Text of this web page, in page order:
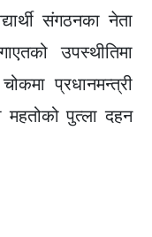
संगठनका नेता
उपस्थीतिमा
प्रधानमन्त्री
महतोको पुत्ला दहन